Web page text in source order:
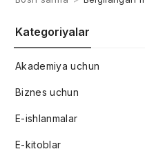
Kategoriyalar
Akademiya uchun
Biznes uchun
E-ishlanmalar
E-kitoblar